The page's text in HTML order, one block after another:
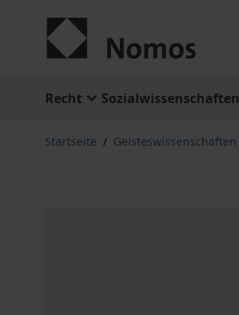
Recht Sozialwissenschaften
Startseite / Geisteswissenschaften